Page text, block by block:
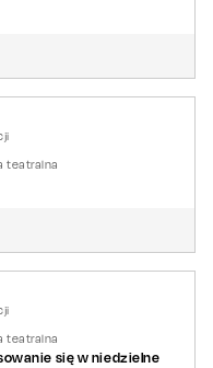
teatralna
teatralna
się w niedzielne